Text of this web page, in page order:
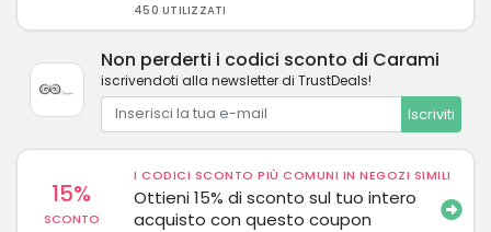
450 UTILIZZATI
Non perderti i codici sconto di Carami
iscrivendoti alla newsletter di TrustDeals!
Iscriviti
15%
SCONTO
I CODICI SCONTO PIÙ COMUNI IN NEGOZI SIMILI
Ottieni 15% di sconto sul tuo intero
acquisto con questo coupon